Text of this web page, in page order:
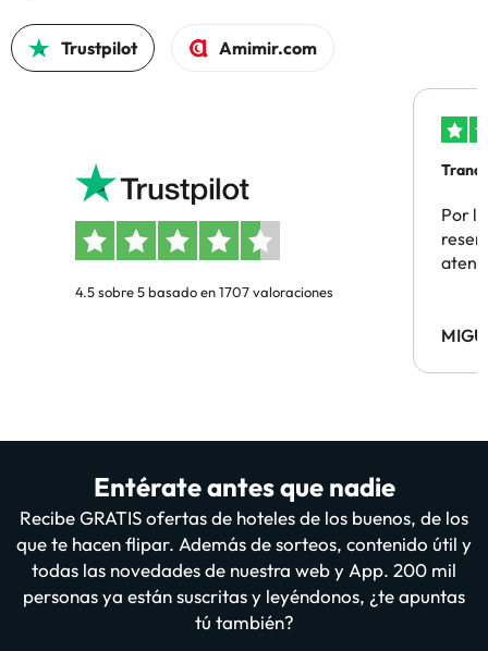
Trustpilot Amimir.com
4.5 sobre 5 basado en 1707 valoraciones
Por
Entérate antes que nadie
Recibe GRATIS ofertas de hoteles de los buenos, de los
que te hacen flipar. Además de sorteos, contenido útil y
todas las novedades de nuestra web y App. 200 mil
personas ya están suscritas y leyéndonos, ¿te apuntas
tú también?